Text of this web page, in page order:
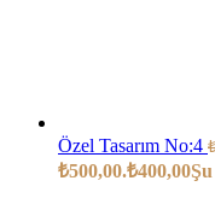
Özel Tasarım No:4
₺500,00.₺400,00